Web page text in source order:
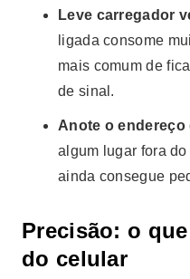
Leve carregador
ligada consome
mais comum de
de sinal.
Anote o
algum lugar fora
ainda consegue
Precisão: o
do celular